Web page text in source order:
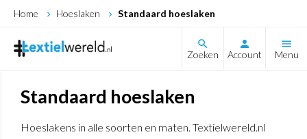
Home Hoeslaken Standaard hoeslaken
Zoeken Account Menu
Standaard hoeslaken
Hoeslakens in alle soorten en maten. Textielwereld.nl